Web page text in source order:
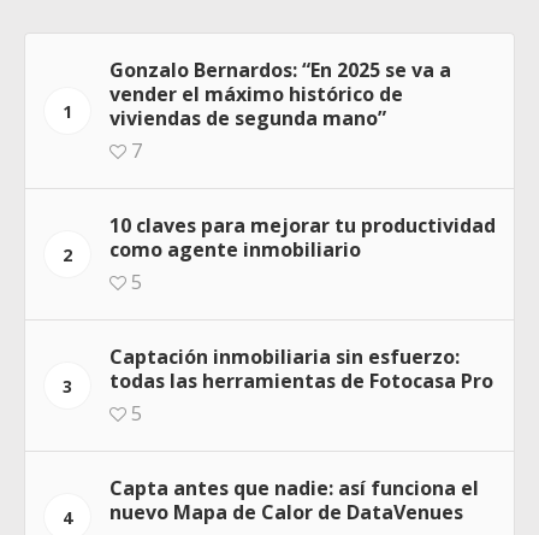
1
Gonzalo Bernardos: “En 2025 se va a
vender el máximo histórico de
viviendas de segunda mano”
7
2
10 claves para mejorar tu productividad
como agente inmobiliario
5
3
Captación inmobiliaria sin esfuerzo:
todas las herramientas de Fotocasa Pro
5
4
Capta antes que nadie: así funciona el
nuevo Mapa de Calor de DataVenues